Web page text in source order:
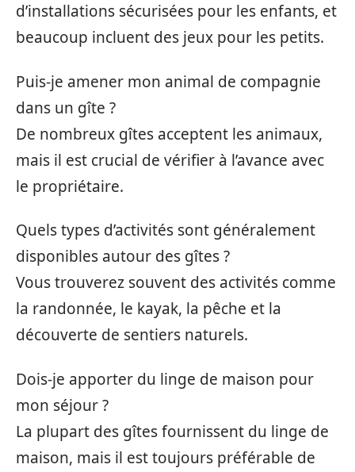
d’installations sécurisées pour les enfants, et
beaucoup incluent des jeux pour les petits.
Puis-je amener mon animal de compagnie
dans un gîte ?
De nombreux gîtes acceptent les animaux,
mais il est crucial de vérifier à l’avance avec
le propriétaire.
Quels types d’activités sont généralement
disponibles autour des gîtes ?
Vous trouverez souvent des activités comme
la randonnée, le kayak, la pêche et la
découverte de sentiers naturels.
Dois-je apporter du linge de maison pour
mon séjour ?
La plupart des gîtes fournissent du linge de
maison, mais il est toujours préférable de